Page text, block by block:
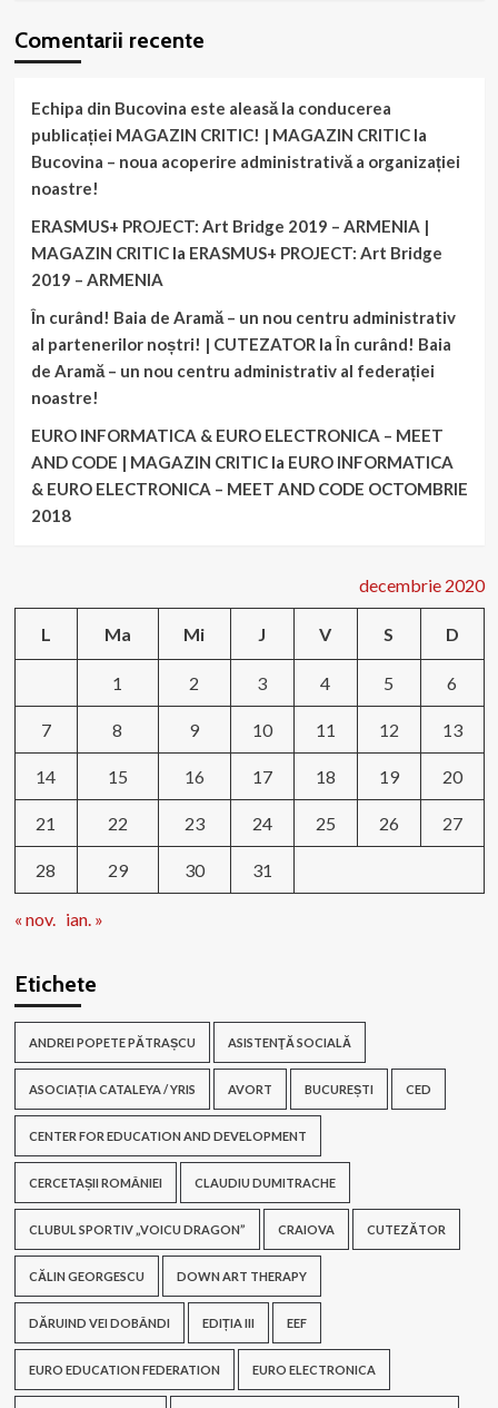
Comentarii recente
Echipa din Bucovina este aleasă la conducerea
publicației MAGAZIN CRITIC! | MAGAZIN CRITICla
Bucovina – noua acoperire administrativă a organizației
noastre!
ERASMUS+ PROJECT: Art Bridge 2019 – ARMENIA |
MAGAZIN CRITICla ERASMUS+ PROJECT: Art Bridge
2019 – ARMENIA
În curând! Baia de Aramă – un nou centru administrativ
al partenerilor noștri! | CUTEZATOR laÎn curând! Baia
de Aramă – un nou centru administrativ al federației
noastre!
EURO INFORMATICA & EURO ELECTRONICA – MEET
AND CODE | MAGAZIN CRITICla EURO INFORMATICA
& EURO ELECTRONICA – MEET AND CODE OCTOMBRIE
2018
decembrie 2020
L Ma Mi J V S D
1 2 3 4 5 6
7 8 9 10 11 12 13
14 15 16 17 18 19 20
21 22 23 24 25 26 27
28 29 30 31
« nov. ian. »
Etichete
ANDREI POPETE PĂTRAȘCU ASISTENŢĂ SOCIALĂ
ASOCIAȚIA CATALEYA / YRIS AVORT BUCUREȘTI CED
CENTER FOR EDUCATION AND DEVELOPMENT
CERCETAȘII ROMÂNIEI CLAUDIU DUMITRACHE
CLUBUL SPORTIV „VOICU DRAGON” CRAIOVA CUTEZĂTOR
CĂLIN GEORGESCU DOWN ART THERAPY
DĂRUIND VEI DOBÂNDI EDIȚIA III EEF
EURO EDUCATION FEDERATION EURO ELECTRONICA